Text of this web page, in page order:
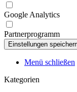
Google Analytics
Partnerprogramm
Menü schließen
Kategorien